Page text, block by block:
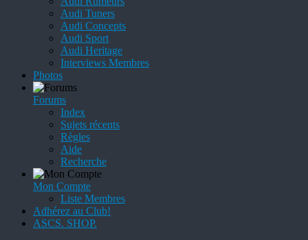
Audi Tuners
Audi Concepts
Audi Sport
Audi Heritage
Interviews Membres
Photos
Forums
Index
Sujets récents
Règles
Aide
Recherche
Mon Compte
Liste Membres
Adhérez au Club!
ASCS. SHOP.